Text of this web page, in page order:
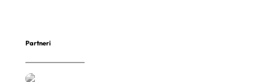
Partneri